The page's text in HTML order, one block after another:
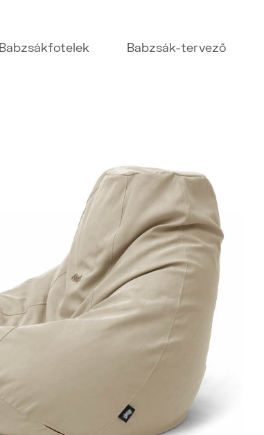
Babzsákfotelek Babzsák-tervező